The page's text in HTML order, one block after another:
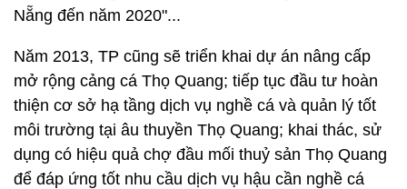
Nẵng đến năm 2020"...
Năm 2013, TP cũng sẽ triển khai dự án nâng cấp
mở rộng cảng cá Thọ Quang; tiếp tục đầu tư hoàn
thiện cơ sở hạ tầng dịch vụ nghề cá và quản lý tốt
môi trường tại âu thuyền Thọ Quang; khai thác, sử
dụng có hiệu quả chợ đầu mối thuỷ sản Thọ Quang
để đáp ứng tốt nhu cầu dịch vụ hậu cần nghề cá